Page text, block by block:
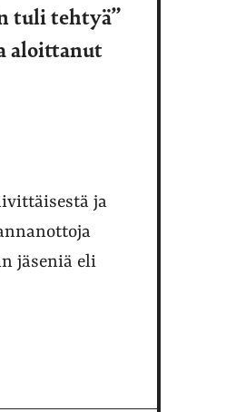
tuli tehtyä”
aloittanut
ja
jäseniä eli